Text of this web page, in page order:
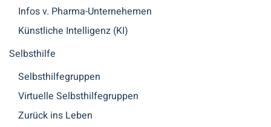
Infos v. Pharma-Unternehemen
Künstliche Intelligenz (KI)
Selbsthilfe
Selbsthilfegruppen
Virtuelle Selbsthilfegruppen
Zurück ins Leben